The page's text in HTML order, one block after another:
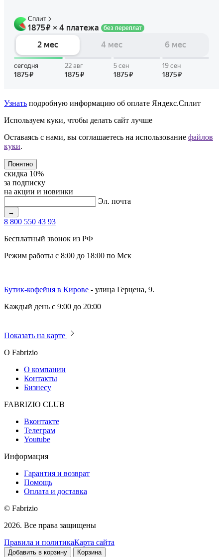
Узнать подробную информацию об оплате Яндекс.Сплит
Используем куки, чтобы делать сайт лучше
Оставаясь с нами, вы соглашаетесь на использование файлов
куки.
Понятно
скидка 10%
за подписку
на акции и новинки
Эл. почта
→
8 800 550 43 93
Бесплатный звонок из РФ
Режим работы с 8:00 до 18:00 по Мск
Бутик-кофейня в Кирове - улица Герцена, 9.
Каждый день с 9:00 до 20:00
Показать на карте
О Fabrizio
О компании
Контакты
Бизнесу
FABRIZIO CLUB
Вконтакте
Телеграм
Youtube
Информация
Гарантия и возврат
Помощь
Оплата и доставка
© Fabrizio
2026. Все права защищены
Правила и политикаКарта сайта
Добавить в корзину Корзина